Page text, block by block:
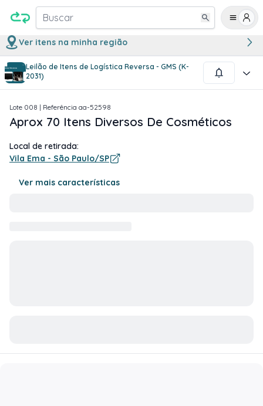
Buscar
Ver itens na minha região
Leilão de Itens de Logística Reversa - GMS (K-
2031)
1/1
Lote 008 | Referência aa-52598
Aprox 70 Itens Diversos De Cosméticos
Local de retirada:
Vila Ema - São Paulo/SP
Ver mais características